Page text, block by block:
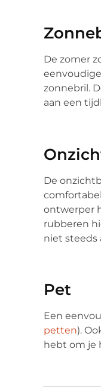
De zomer
zonnebril.
aan een
De
ontwerper
rubberen
niet steeds
Pet
Een
petten).
hebt om je